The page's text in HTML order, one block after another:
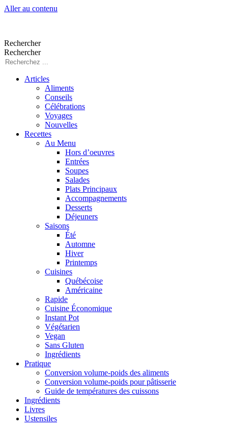
Aller au contenu
Rechercher
Rechercher
Articles
Aliments
Conseils
Célébrations
Voyages
Nouvelles
Recettes
Au Menu
Hors d’oeuvres
Entrées
Soupes
Salades
Plats Principaux
Accompagnements
Desserts
Déjeuners
Saisons
Été
Automne
Hiver
Printemps
Cuisines
Québécoise
Américaine
Rapide
Cuisine Économique
Instant Pot
Végétarien
Vegan
Sans Gluten
Ingrédients
Pratique
Conversion volume-poids des aliments
Conversion volume-poids pour pâtisserie
Guide de températures des cuissons
Ingrédients
Livres
Ustensiles